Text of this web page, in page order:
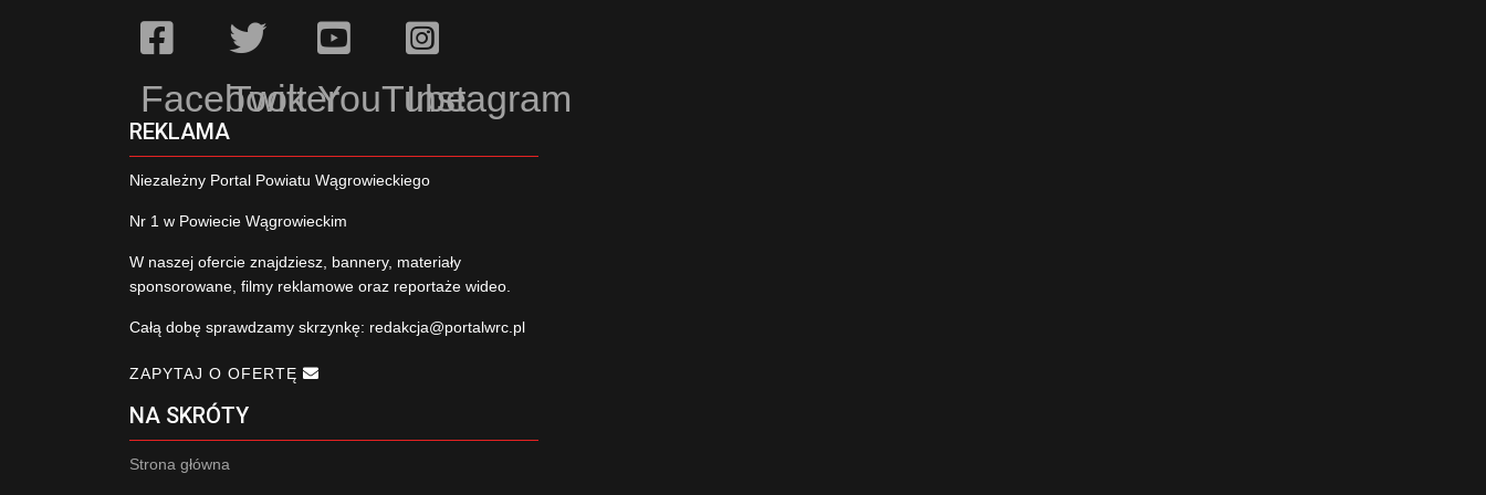
Facebook
TwitterYouTubeInstagram
REKLAMA
Niezależny Portal Powiatu Wągrowieckiego
Nr 1 w Powiecie Wągrowieckim
W naszej ofercie znajdziesz, bannery, materiały
sponsorowane, filmy reklamowe oraz reportaże wideo.
Całą dobę sprawdzamy skrzynkę: redakcja@portalwrc.pl
ZAPYTAJ O OFERTĘ
NA SKRÓTY
Strona główna